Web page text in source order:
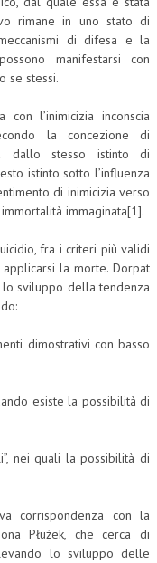
rimane in uno stato di
di difesa e la
manifestarsi con
se stessi.
l’inimicizia inconscia
la concezione di
dallo stesso istinto di
istinto sotto l’influenza
di inimicizia verso
immaginata[1].
fra i criteri più validi
la morte. Dorpat
sviluppo della tendenza
dimostrativi con basso
esiste la possibilità di
quali la possibilità di
corrispondenza con la
Płużek, che cerca di
lo sviluppo delle